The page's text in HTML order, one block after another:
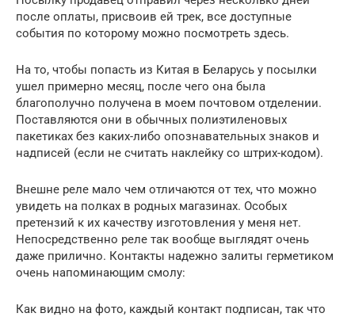
после оплаты, присвоив ей трек, все доступные
события по которому можно посмотреть здесь.
На то, чтобы попасть из Китая в Беларусь у посылки
ушел примерно месяц, после чего она была
благополучно получена в моем почтовом отделении.
Поставляются они в обычных полиэтиленовых
пакетиках без каких-либо опознавательных знаков и
надписей (если не считать наклейку со штрих-кодом).
Внешне реле мало чем отличаются от тех, что можно
увидеть на полках в родных магазинах. Особых
претензий к их качеству изготовления у меня нет.
Непосредственно реле так вообще выглядят очень
даже прилично. Контакты надежно залиты герметиком
очень напоминающим смолу:
Как видно на фото, каждый контакт подписан, так что